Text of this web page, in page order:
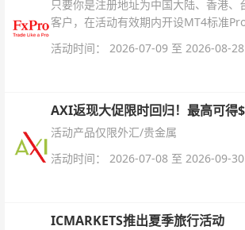
只要你是注册地址为中国大陆、香港、
客户，在活动有效期内开设MT4标准
活动时间： 2026-07-09 至 2026-08-28
AXI返现大促限时回归！最高可得
活动产品仅限外汇/贵金属
活动时间： 2026-07-08 至 2026-09-30
ICMARKETS推出夏季旅行活动